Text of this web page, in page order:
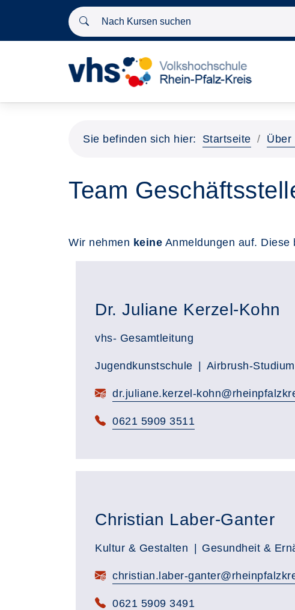
Nach Kursen suchen
Sie befinden sich hier: Startseite Über
Team
Wir nehmen keine Anmeldungen auf.
Dr. Juliane Kerzel-Kohn
vhs- Gesamtleitung
Jugendkunstschule Airbrush-Studium
dr.juliane.kerzel-
0621 5909 3511
Christian Laber-Ganter
Kultur & Gestalten Gesundheit &
christian.laber-
0621 5909 3491